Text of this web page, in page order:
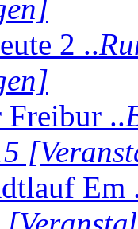
2 ..
..
Em